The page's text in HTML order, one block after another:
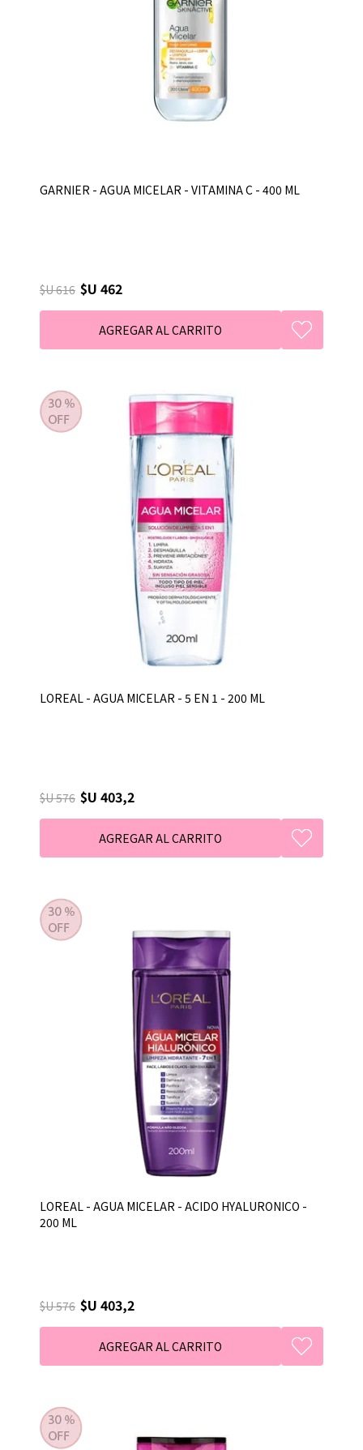
GARNIER - AGUA MICELAR - VITAMINA C - 400 ML
$U 616 $U 462
LOREAL - AGUA MICELAR - 5 EN 1 - 200 ML
$U 576 $U 403,2
LOREAL - AGUA MICELAR - ACIDO HYALURONICO -
200 ML
$U 576 $U 403,2